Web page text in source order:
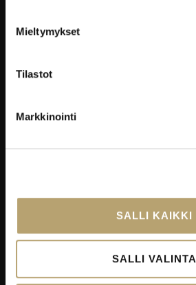
Mieltymykset
Tilastot
Markkinointi
SALLI KAIKKI
SALLI VALINTA
Työelämäpalvelut
Oppisopimus
Työpaikkaohjaajakoulutus
Viestintä
Palautekanavat